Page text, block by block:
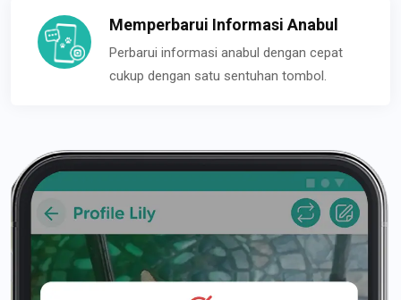
Memperbarui Informasi Anabul
Perbarui informasi anabul dengan cepat
cukup dengan satu sentuhan tombol.